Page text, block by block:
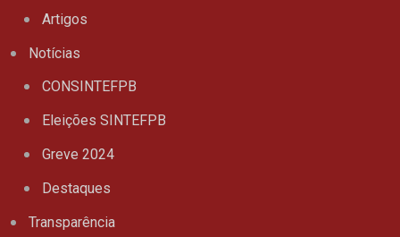
Artigos
Notícias
CONSINTEFPB
Eleições SINTEFPB
Greve 2024
Destaques
Transparência